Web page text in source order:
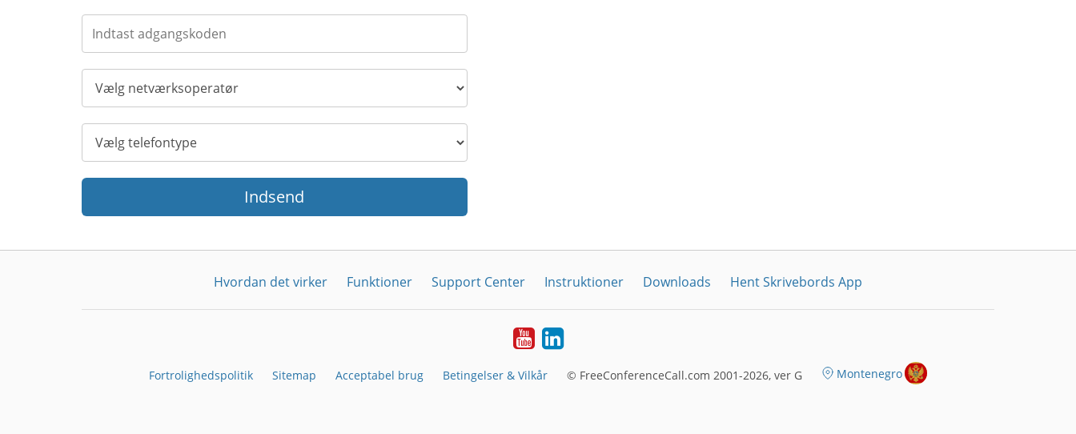
Indsend
Hvordan det virker Funktioner Support Center Instruktioner Downloads Hent Skrivebords App
YouTubeLinkedIn
Fortrolighedspolitik Sitemap Acceptabel brug Betingelser & Vilkår © FreeConferenceCall.com 2001-2026, ver G Montenegro